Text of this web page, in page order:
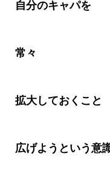
自分のキャパを
常々
拡大しておくこと
広げようという意